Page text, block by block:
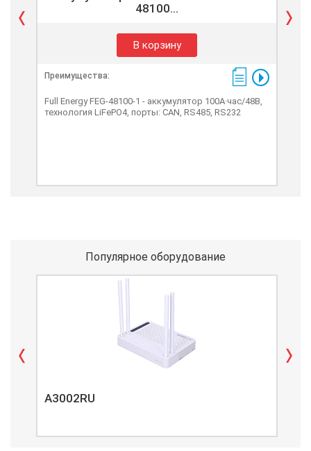
48100...
В корзину
Преимущества:
Full Energy FEG-48100-1 - аккумулятор 100А·час/48В,
технология LiFePO4, порты: CAN, RS485, RS232
Популярное оборудование
A3002RU